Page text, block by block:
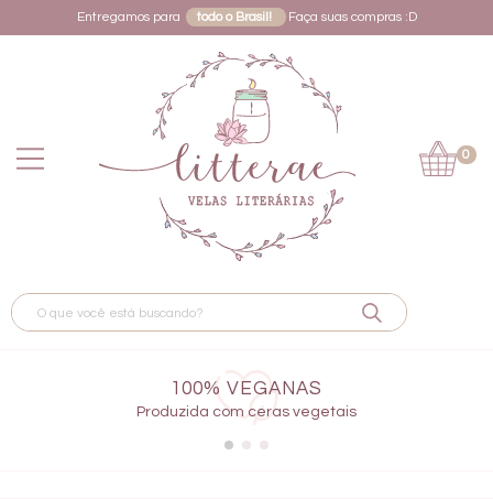
Entregamos para todo o Brasil! Faça suas compras :D
0
100% VEGANAS
Produzida com ceras vegetais